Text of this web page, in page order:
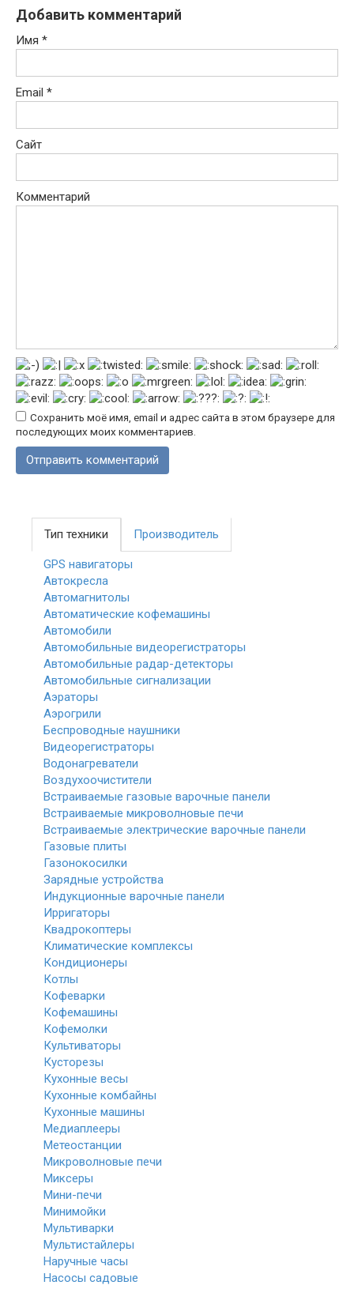
Добавить комментарий
Имя *
Email *
Сайт
Комментарий
Сохранить моё имя, email и адрес сайта в этом браузере для
последующих моих комментариев.
Тип техники Производитель
GPS навигаторы
Автокресла
Автомагнитолы
Автоматические кофемашины
Автомобили
Автомобильные видеорегистраторы
Автомобильные радар-детекторы
Автомобильные сигнализации
Аэраторы
Аэрогрили
Беспроводные наушники
Видеорегистраторы
Водонагреватели
Воздухоочистители
Встраиваемые газовые варочные панели
Встраиваемые микроволновые печи
Встраиваемые электрические варочные панели
Газовые плиты
Газонокосилки
Зарядные устройства
Индукционные варочные панели
Ирригаторы
Квадрокоптеры
Климатические комплексы
Кондиционеры
Котлы
Кофеварки
Кофемашины
Кофемолки
Культиваторы
Кусторезы
Кухонные весы
Кухонные комбайны
Кухонные машины
Медиаплееры
Метеостанции
Микроволновые печи
Миксеры
Мини-печи
Минимойки
Мультиварки
Мультистайлеры
Наручные часы
Насосы садовые